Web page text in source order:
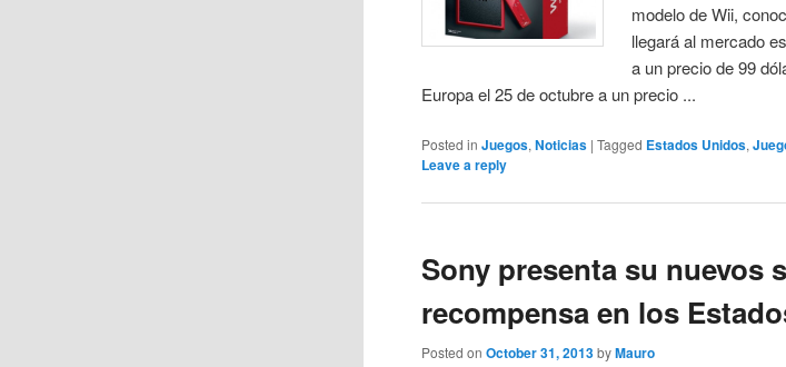
modelo de Wii,
llegará al mercado
a un precio de 99
Europa el 25 de octubre a un precio ...
Posted in Juegos,Noticias |Tagged Estados Unidos,
Leave a reply
Sony presenta su nuevos
recompensa en los
Posted onOctober 31, 2013 byMauro